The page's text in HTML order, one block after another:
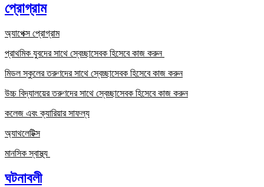
প্রোগ্রাম
অ্যাপেক্স প্রোগ্রাম
প্রাথমিক যুবদের সাথে স্বেচ্ছাসেবক হিসেবে কাজ করুন
মিডল স্কুলের তরুণদের সাথে স্বেচ্ছাসেবক হিসেবে কাজ করুন
উচ্চ বিদ্যালয়ের তরুণদের সাথে স্বেচ্ছাসেবক হিসেবে কাজ করুন
কলেজ এবং ক্যারিয়ার সাফল্য
অ্যাথলেটিক্স
মানসিক স্বাস্থ্য
ঘটনাবলী